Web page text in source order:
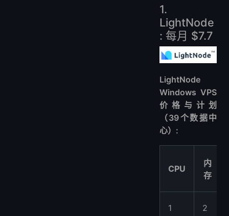
1.
LightNode
: 每月 $7.7
LightNode
Windows VPS
价格与计划
（39个数据中
心）:
CPU
内
存
1 2